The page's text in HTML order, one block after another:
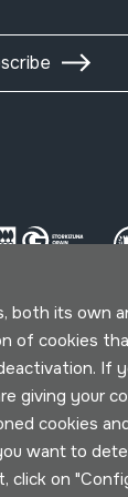
policy
by Lotura
both its own
of cookies
If
giving your
cookies
want to
on